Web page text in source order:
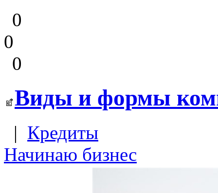
0
0
0
Виды и формы
| Кредиты
Начинаю бизнес